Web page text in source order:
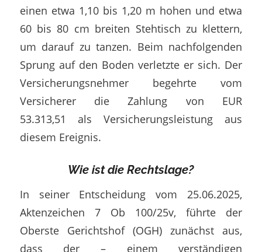
einen etwa 1,10 bis 1,20 m hohen und etwa
60 bis 80 cm breiten Stehtisch zu klettern,
um darauf zu tanzen. Beim nachfolgenden
Sprung auf den Boden verletzte er sich. Der
Versicherungsnehmer begehrte vom
Versicherer die Zahlung von EUR
53.313,51 als Versicherungsleistung aus
diesem Ereignis.
Wie ist die Rechtslage?
In seiner Entscheidung vom 25.06.2025,
Aktenzeichen 7 Ob 100/25v, führte der
Oberste Gerichtshof (OGH) zunächst aus,
dass der – einem verständigen